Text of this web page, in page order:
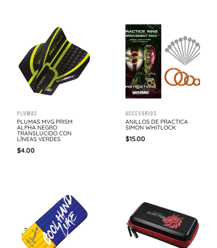
Plumas
PLUMAS MVG PRISM
ALPHA NEGRO
TRANSLUCIDO CON
LÍNEAS VERDES
$4.00
Accesorios
ANILLOS DE PRACTICA
SIMON WHITLOCK
$15.00